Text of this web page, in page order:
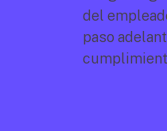
del
paso